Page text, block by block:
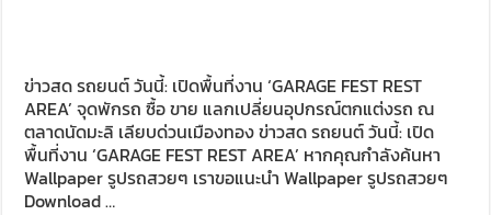
ข่าวสด รถยนต์ วันนี้: เปิดพื้นที่งาน ‘GARAGE FEST REST
AREA’ จุดพักรถ ซื้อ ขาย แลกเปลี่ยนอุปกรณ์ตกแต่งรถ ณ
ตลาดนัดมะลิ เลียบด่วนเมืองทอง ข่าวสด รถยนต์ วันนี้: เปิด
พื้นที่งาน ‘GARAGE FEST REST AREA’ หากคุณกำลังค้นหา
Wallpaper รูปรถสวยๆ เราขอแนะนำ Wallpaper รูปรถสวยๆ
Download …